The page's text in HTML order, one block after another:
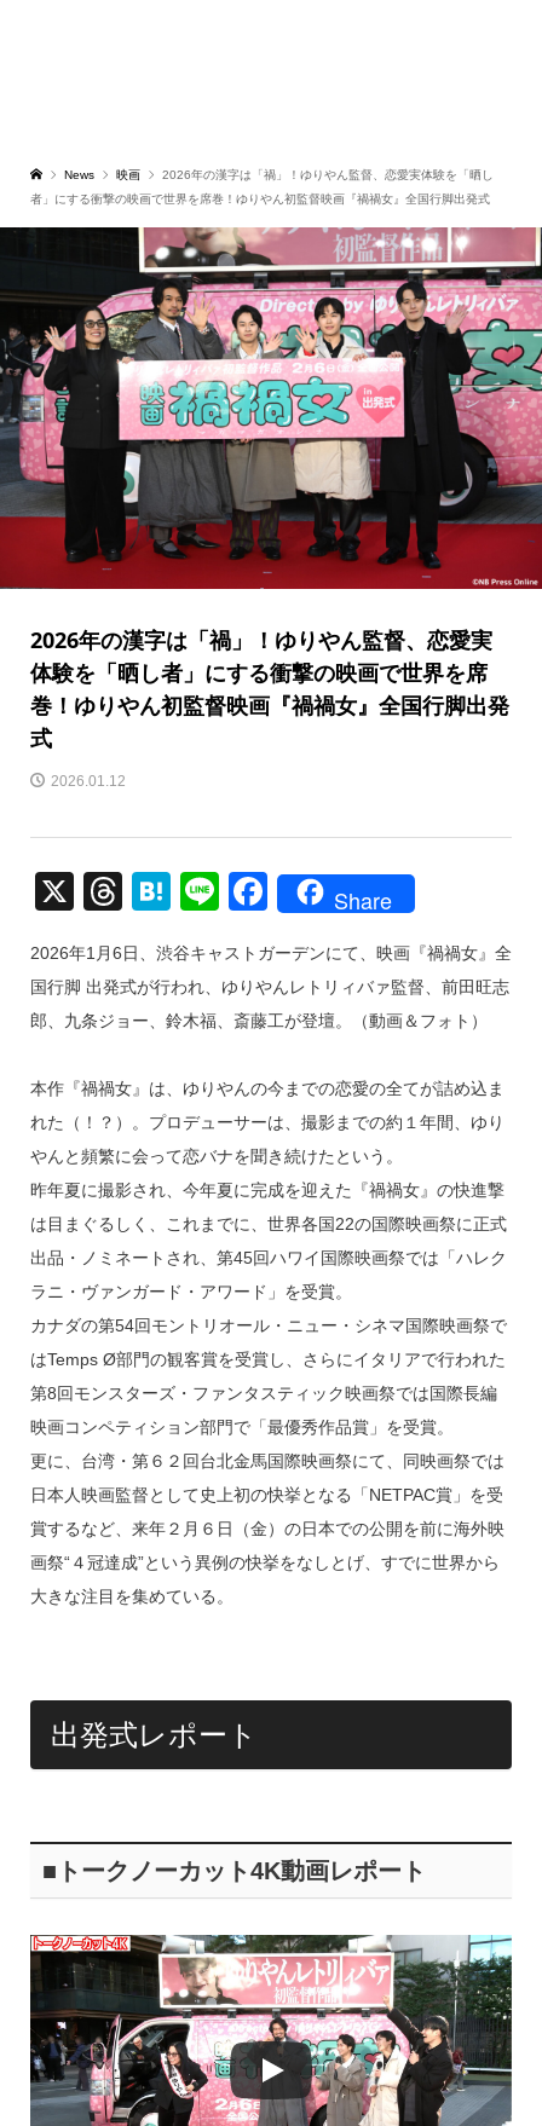
News 映画
2026年の漢字は「禍」！ゆりやん監督、恋愛実体験を「晒し
者」にする衝撃の映画で世界を席巻！ゆりやん初監督映画『禍禍女』全国行脚出発式
2026年の漢字は「禍」！ゆりやん監督、恋愛実
体験を「晒し者」にする衝撃の映画で世界を席
巻！ゆりやん初監督映画『禍禍女』全国行脚出発
式
2026.01.12
X
T
e
a
s
H
e
n
Li
e
F
c
e
o
o
k
Share
2026年1月6日、渋谷キャストガーデンにて、映画『禍禍女』全
国行脚 出発式が行われ、ゆりやんレトリィバァ監督、前田旺志
郎、九条ジョー、鈴木福、斎藤工が登壇。（動画＆フォト）
本作『禍禍女』は、ゆりやんの今までの恋愛の全てが詰め込ま
れた（！？）。プロデューサーは、撮影までの約１年間、ゆり
やんと頻繁に会って恋バナを聞き続けたという。
昨年夏に撮影され、今年夏に完成を迎えた『禍禍女』の快進撃
は目まぐるしく、これまでに、世界各国22の国際映画祭に正式
出品・ノミネートされ、第45回ハワイ国際映画祭では「ハレク
ラニ・ヴァンガード・アワード」を受賞。
カナダの第54回モントリオール・ニュー・シネマ国際映画祭で
はTemps Ø部門の観客賞を受賞し、さらにイタリアで行われた
第8回モンスターズ・ファンタスティック映画祭では国際長編
映画コンペティション部門で「最優秀作品賞」を受賞。
更に、台湾・第６２回台北金馬国際映画祭にて、同映画祭では
日本人映画監督として史上初の快挙となる「NETPAC賞」を受
賞するなど、来年２月６日（金）の日本での公開を前に海外映
画祭“４冠達成”という異例の快挙をなしとげ、すでに世界から
大きな注目を集めている。
出発式レポート
■トークノーカット4K動画レポート